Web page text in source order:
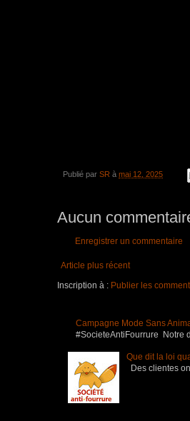
Publié par SR à mai 12, 2025
Aucun
Enregistrer un commentaire
Article plus récent
Inscription à : Publier les
Campagne Mode Sans
#SocieteAntiFourrure Notre
Que dit la loi
Des clientes